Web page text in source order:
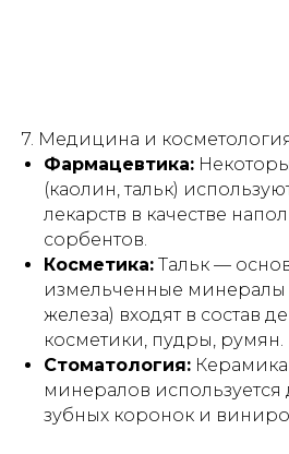
7. Медицина и
Фармацевтика:
(каолин, тальк)
лекарств в качестве
сорбентов.
Косметика: Тальк —
измельченные минералы
железа) входят в состав
косметики, пудры, румян.
Стоматология:
минералов используется
зубных коронок и